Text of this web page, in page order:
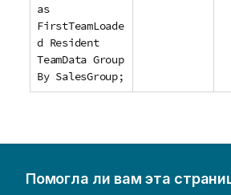
as
FirstTeamLoade
d Resident
TeamData Group
By SalesGroup;
Помогла ли вам эта